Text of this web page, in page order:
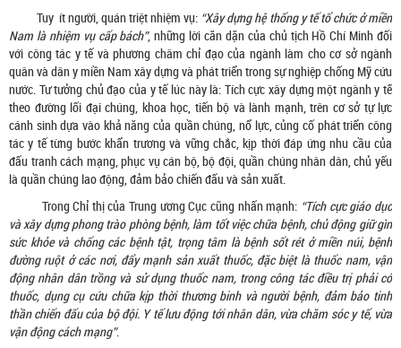
Tuy ít người, quán triệt nhiệm vụ: “Xây dựng hệ thống y tế tổ chức ở miền
Nam là nhiệm vụ cấp bách”, những lời căn dặn của chủ tịch Hồ Chí Minh đối
với công tác y tế và phương châm chỉ đạo của ngành làm cho cơ sở ngành
quân và dân y miền Nam xây dựng và phát triển trong sự nghiệp chống Mỹ cứu
nước. Tư tưởng chủ đạo của y tế lúc này là: Tích cực xây dựng một ngành y tế
theo đường lối đại chúng, khoa học, tiến bộ và lành mạnh, trên cơ sở tự lực
cánh sinh dựa vào khả năng của quần chúng, nổ lực, củng cố phát triển công
tác y tế từng bước khẩn trương và vững chắc, kịp thời đáp ứng nhu cầu của
đấu tranh cách mạng, phục vụ cán bộ, bộ đội, quần chúng nhân dân, chủ yếu
là quần chúng lao động, đảm bảo chiến đấu và sản xuất.
Trong Chỉ thị của Trung ương Cục cũng nhấn mạnh: “Tích cực giáo dục
và xây dựng phong trào phòng bệnh, làm tốt việc chữa bệnh, chủ động giữ gìn
sức khỏe và chống các bệnh tật, trọng tâm là bệnh sốt rét ở miền núi, bệnh
đường ruột ở các nơi, đẩy mạnh sản xuất thuốc, đặc biệt là thuốc nam, vận
động nhân dân trồng và sử dụng thuốc nam, trong công tác điều trị phải có
thuốc, dụng cụ cứu chữa kịp thời thương binh và người bệnh, đảm bảo tinh
thần chiến đấu của bộ đội. Y tế lưu động tới nhân dân, vừa chăm sóc y tế, vừa
vận động cách mạng”.